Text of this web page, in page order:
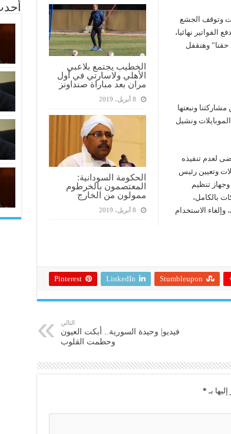
الخطيب يجتمع بلاعبي
الأهلي ولاسارتي في أول
مران بعد مباراة صنداونز
8 أبريل، 2019
الحكومة السودانية:
المعتصمون بالخرطوم
ممولون من الخارج
8 أبريل، 2019
وتوقف الجشع
حقنا” وهنقفل
ونبعتها
9 لـ12 كل يوم هنجمع الموبايلات ونشيل
لعدم تنفيذه
وتعيين رئيس
تنظيم
بالكامل،
الاستخدام
Stumbleupon
LinkedIn
Pinterest
التالي
فيديو| وحيدة السورية.. أبكت العيون
وحطمت القلوب
بـ *